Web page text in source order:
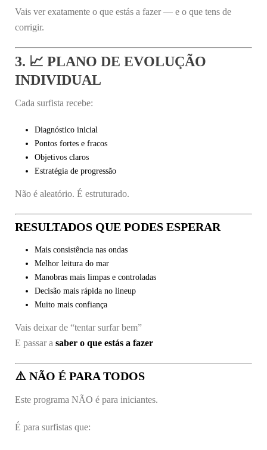
Vais ver exatamente o que estás a fazer — e o que tens de
corrigir.
3. 📈 PLANO DE EVOLUÇÃO
INDIVIDUAL
Cada surfista recebe:
Diagnóstico inicial
Pontos fortes e fracos
Objetivos claros
Estratégia de progressão
Não é aleatório. É estruturado.
RESULTADOS QUE PODES ESPERAR
Mais consistência nas ondas
Melhor leitura do mar
Manobras mais limpas e controladas
Decisão mais rápida no lineup
Muito mais confiança
Vais deixar de “tentar surfar bem”
E passar a saber o que estás a fazer
⚠️ NÃO É PARA TODOS
Este programa NÃO é para iniciantes.
É para surfistas que: